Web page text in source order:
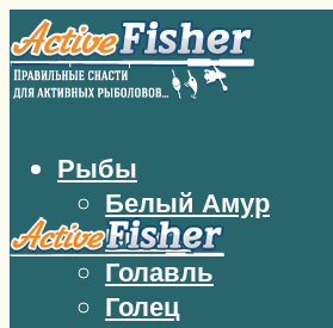
Рыбы
Белый Амур
Бычок
Голавль
Голец